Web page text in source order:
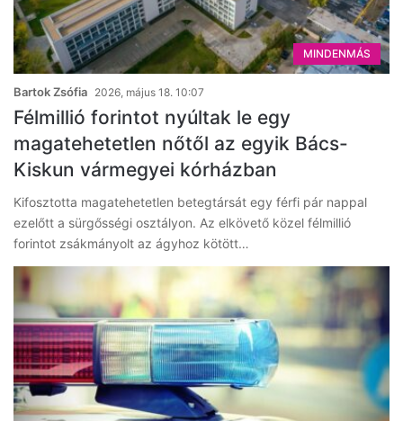
MINDENMÁS
Bartok Zsófia 2026, május 18. 10:07
Félmillió forintot nyúltak le egy
magatehetetlen nőtől az egyik Bács-
Kiskun vármegyei kórházban
Kifosztotta magatehetetlen betegtársát egy férfi pár nappal
ezelőtt a sürgősségi osztályon. Az elkövető közel félmillió
forintot zsákmányolt az ágyhoz kötött…